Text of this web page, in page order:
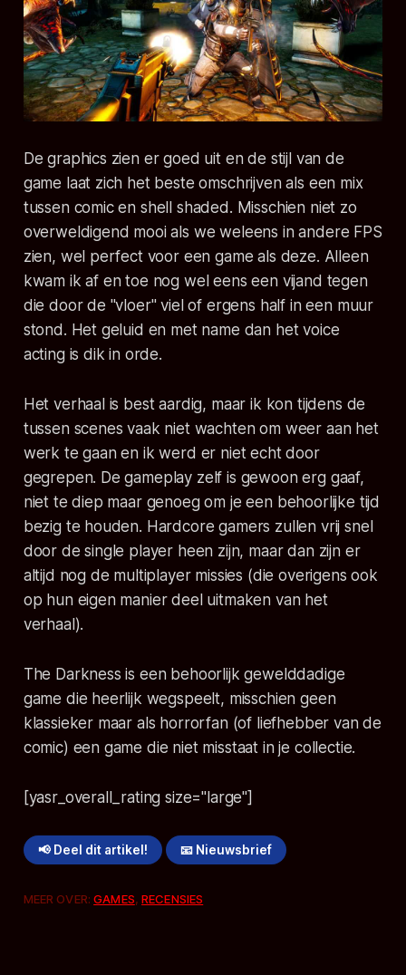
De graphics zien er goed uit en de stijl van de
game laat zich het beste omschrijven als een mix
tussen comic en shell shaded . Misschien niet zo
overweldigend mooi als we weleens in andere FPS
zien, wel perfect voor een game als deze. Alleen
kwam ik af en toe nog wel eens een vijand tegen
die door de "vloer" viel of ergens half in een muur
stond. Het geluid en met name dan het voice
acting is dik in orde.
Het verhaal is best aardig, maar ik kon tijdens de
tussen scenes vaak niet wachten om weer aan het
werk te gaan en ik werd er niet echt door
gegrepen. De gameplay zelf is gewoon erg gaaf,
niet te diep maar genoeg om je een behoorlijke tijd
bezig te houden. Hardcore gamers zullen vrij snel
door de single player heen zijn, maar dan zijn er
altijd nog de multiplayer missies (die overigens ook
op hun eigen manier deel uitmaken van het
verhaal).
The Darkness is een behoorlijk gewelddadige
game die heerlijk wegspeelt, misschien geen
klassieker maar als horrorfan (of liefhebber van de
comic) een game die niet misstaat in je collectie.
[yasr_overall_rating size="large"]
📢 Deel dit artikel! 📧 Nieuwsbrief
MEER OVER:GAMES,RECENSIES